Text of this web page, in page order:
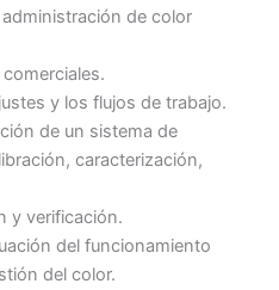
de color
y los flujos de trabajo.
de un sistema de
caracterización,
y verificación.
del funcionamiento
del color.